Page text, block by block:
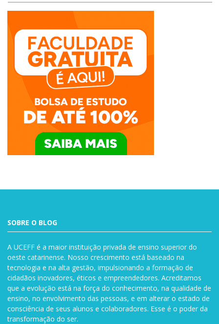
SOBRE O BLOG
A UCEFF é a maior instituição privada de ensino superior do
oeste catarinense. Nosso crescimento está baseado na
tecnologia e na alta gestão, impulsionando a formação de
cidadãos inovadores, éticos e empreendedores. Acreditamos
que a evolução está na força do conhecimento, na qualidade de
ensino, no envolvimento das pessoas, e em alterar o estado de
consciência de seus alunos e colaboradores. Esse é o poder da
transformação do ser.